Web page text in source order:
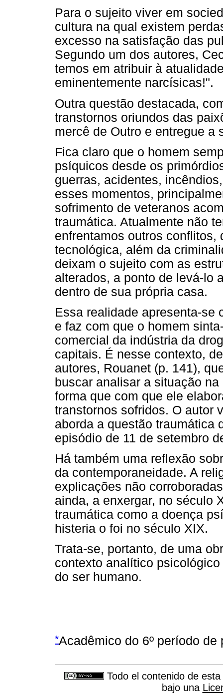
Para o sujeito viver em
cultura na qual existem
excesso na satisfação das
Segundo um dos autores,
temos em atribuir à
eminentemente narcísicas!".
Outra questão destacada,
transtornos oriundos das
mercê de Outro e entregue a
Fica claro que o homem
psíquicos desde os
guerras, acidentes,
esses momentos,
sofrimento de veteranos
traumática. Atualmente não
enfrentamos outros
tecnológica, além da
deixam o sujeito com as
alterados, a ponto de levá-lo
dentro de sua própria casa.
Essa realidade apresenta-se
e faz com que o homem
comercial da indústria da
capitais. É nesse contexto,
autores, Rouanet (p. 141),
buscar analisar a situação
forma que com que ele
transtornos sofridos. O autor
aborda a questão traumática
episódio de 11 de setembro
Há também uma reflexão
da contemporaneidade. A
explicações não
ainda, a enxergar, no século
traumática como a doença
histeria o foi no século XIX.
Trata-se, portanto, de uma
contexto analítico
do ser humano.
*Acadêmico do 6º período
Todo el contenido de
bajo una